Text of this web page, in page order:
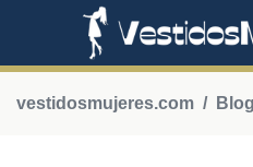
vestidosmujeres.com Blog